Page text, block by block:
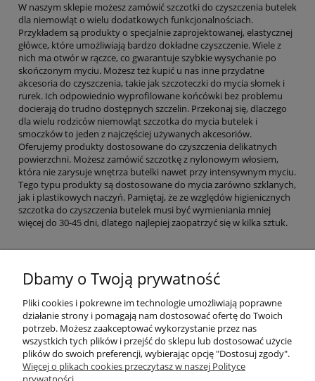
W naszym sklepie możesz zamówić szczotki do czyszczenia butelek
dla niemowląt o wielu dodatkowych funkcjonalnościach.
Przykładem są produkty o specjalnie zaprojektowanej, elastycznej
główce, które umożliwiają bardzo dokładne czyszczenie. Wiele z
nich ma otwór w rączce, co gwarantuje szybkie wysychanie po
skończonym myciu. Możesz też kupić u nas inne przydatne
akcesoria do czyszczenia, takie jak szczoteczki do mycia słomek i
rurek. Ich odpowiednio wyprofilowane końcówki bez problemu
docierają do trudno dostępnych szczelin. Przekonaj się, dlaczego
dla wielu rodziców niemowląt szczotka do mycia butelek i
smoczków to jeden z najczęściej używanych akcesoriów.
Oferujemy produkty dostosowane do czyszczenia delikatnych
powierzchni. Możesz zamówić szczotkę z nylonowym włosiem,
która nie zarysuje wnętrza butelki nawet przy intensywnym myciu.
Tego typu produkty są dostosowane do mycia zarówno szklanych,
jak i plastikowych naczyń. Pamiętaj, że ze względów higienicznych
szczotka do czyszczenia butelek musi być wymieniania mniej
więcej do 30-45 dni, dlatego najlepiej zaopatrzyć się w kilka sztuk.
korzysta Twój maluszek. Zamów u nas szczotkę do czyszczenia
akcesoriów niemowlęcych, aby szybko usuwać zabrudzenia ze
jakość - w naszym sklepie znajdziesz produkty wykonane na bazie
specjalnie wyselekcjonowanych, wytrzymałych materiałów. Nie
musisz obawiać się nieestetycznych zarysowań czy odprysków -
dostępne szczotki do czyszczenia butelek w delikatny sposób
usuwają zabrudzenia.
Dbamy o Twoją prywatność
Pliki cookies i pokrewne im technologie umożliwiają poprawne
działanie strony i pomagają nam dostosować ofertę do Twoich
potrzeb. Możesz zaakceptować wykorzystanie przez nas
wszystkich tych plików i przejść do sklepu lub dostosować użycie
plików do swoich preferencji, wybierając opcję "Dostosuj zgody".
Więcej o plikach cookies przeczytasz w naszej Polityce